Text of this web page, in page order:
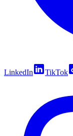
LinkedIn TikTok